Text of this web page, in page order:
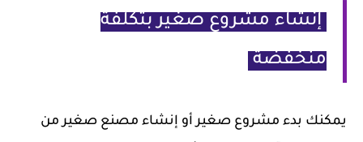
إنشاء مشروع صغير بتكلفة
منخفضة
يمكنك بدء مشروع صغير أو إنشاء مصنع صغير من